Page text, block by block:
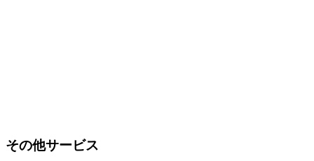
その他サービス